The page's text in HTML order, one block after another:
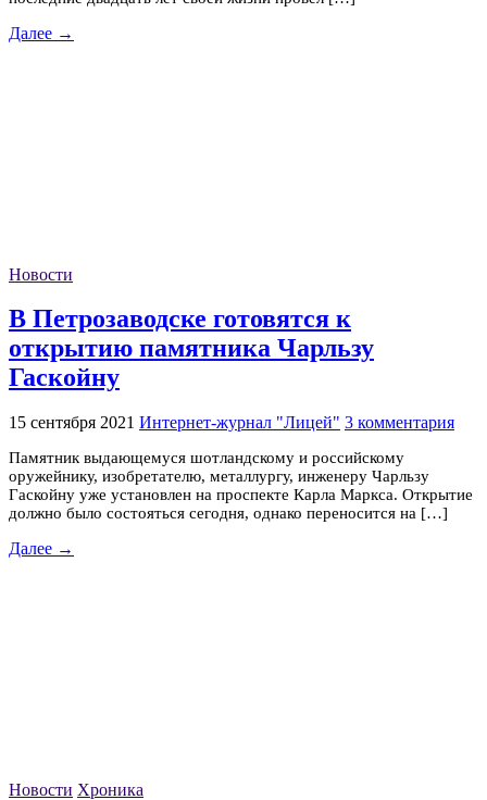
Далее →
Новости
В Петрозаводске готовятся к
открытию памятника Чарльзу
Гаскойну
15 сентября 2021 Интернет-журнал "Лицей" 3 комментария
Памятник выдающемуся шотландскому и российскому
оружейнику, изобретателю, металлургу, инженеру Чарльзу
Гаскойну уже установлен на проспекте Карла Маркса. Открытие
должно было состояться сегодня, однако переносится на […]
Далее →
Новости Хроника